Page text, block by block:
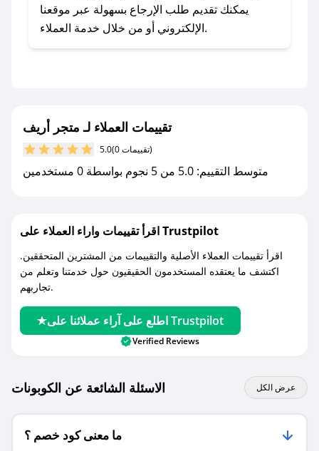
- اضغط على أيقونة متابعة لمتجر متجر أريف في
تطبيق صحصح.
مع صحصح، تسوق بذكاء ووفّر على كل مشترياتك مع
يمكنك تقديم طلب الإرجاع بسهولة عبر موقعنا
الإلكتروني أو من خلال خدمة العملاء.
تقييمات العملاء لـ متجر أريف
5.0 (0 تقييمات)
متوسط التقييم: 5.0 من 5 نجوم بواسطة 0 مستخدمين
اقرأ تقييمات واراء العملاء على Trustpilot
اقرأ تقييمات العملاء الأصلية والتقييمات من المشترين المتحققين.
اكتشف ما يعتقده المستخدمون الحقيقيون حول خدمتنا وتعلم من
تجاربهم.
اطلع على آراء عملائنا على Trustpilot
Verified Reviews
الاسئلة الشائعة عن الكوبونات عرض الكل
ما معنى كود خصم ؟